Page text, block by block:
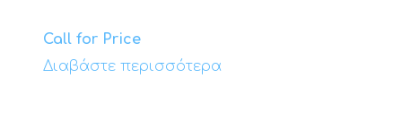
Call for Price
Διαβάστε περισσότερα